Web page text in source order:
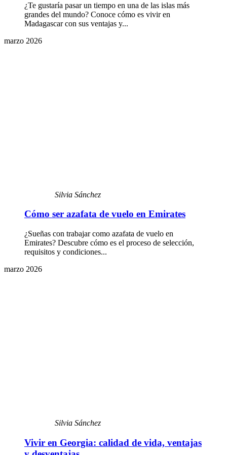
¿Te gustaría pasar un tiempo en una de las islas más
grandes del mundo? Conoce cómo es vivir en
Madagascar con sus ventajas y...
marzo 2026
Silvia Sánchez
Cómo ser azafata de vuelo en Emirates
¿Sueñas con trabajar como azafata de vuelo en
Emirates? Descubre cómo es el proceso de selección,
requisitos y condiciones...
marzo 2026
Silvia Sánchez
Vivir en Georgia: calidad de vida, ventajas